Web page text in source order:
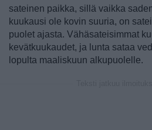
sateinen paikka, sillä vaikka
kuukausi ole kovin suuria, on
puolet ajasta. Vähäsateisimmat
kevätkuukaudet, ja lunta sataa
lopulta maaliskuun alkupuolelle.